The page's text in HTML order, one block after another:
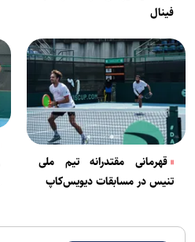
فینال
قهرمانی مقتدرانه تیم ملی
تنیس در مسابقات دیویس‌کاپ